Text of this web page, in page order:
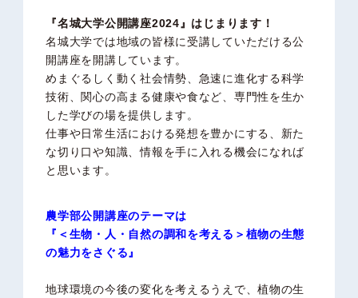
『名城大学公開講座2024』はじまります！
名城大学では地域の皆様に受講していただける公
開講座を開講しています。
めまぐるしく動く社会情勢、急速に進化する科学
技術、関心の高まる健康や食など、専門性を生か
した学びの場を提供します。
仕事や日常生活における発想を豊かにする、新た
な切り口や知識、情報を手に入れる機会になれば
と思います。
農学部公開講座のテーマは
『＜生物・人・自然の調和を考える＞植物の生態
の魅力をさぐる』
地球環境の今後の変化を考えるうえで、植物の生